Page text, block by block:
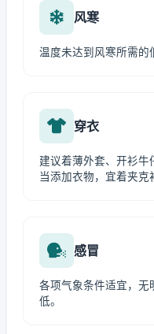
风寒
温度未达到风寒所需的
穿衣
建议着薄外套、开衫牛
当添加衣物，宜着夹克
感冒
各项气象条件适宜，无
低。